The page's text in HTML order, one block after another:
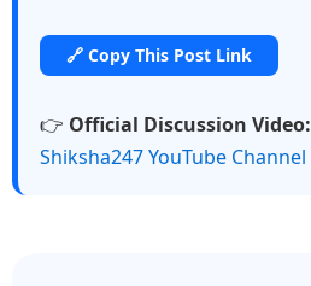
🔗 Copy This Post Link
👉 Official Discussion Video:
Shiksha247 YouTube Channel